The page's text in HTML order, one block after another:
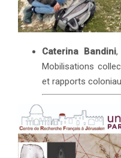
Caterina Bandini,
Mobilisations
et rapports